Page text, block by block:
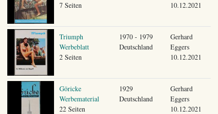
7 Seiten
10.12.2021
Triumph
Werbeblatt
2 Seiten
1970 - 1979
Deutschland
Gerhard
Eggers
10.12.2021
Göricke
Werbematerial
22 Seiten
1929
Deutschland
Gerhard
Eggers
10.12.2021